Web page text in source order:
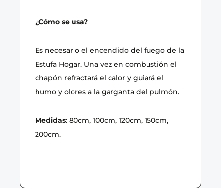
¿Cómo se usa?
Es necesario el encendido del fuego de la
Estufa Hogar. Una vez en combustión el
chapón refractará el calor y guiará el
humo y olores a la garganta del pulmón.
Medidas: 80cm, 100cm, 120cm, 150cm,
200cm.